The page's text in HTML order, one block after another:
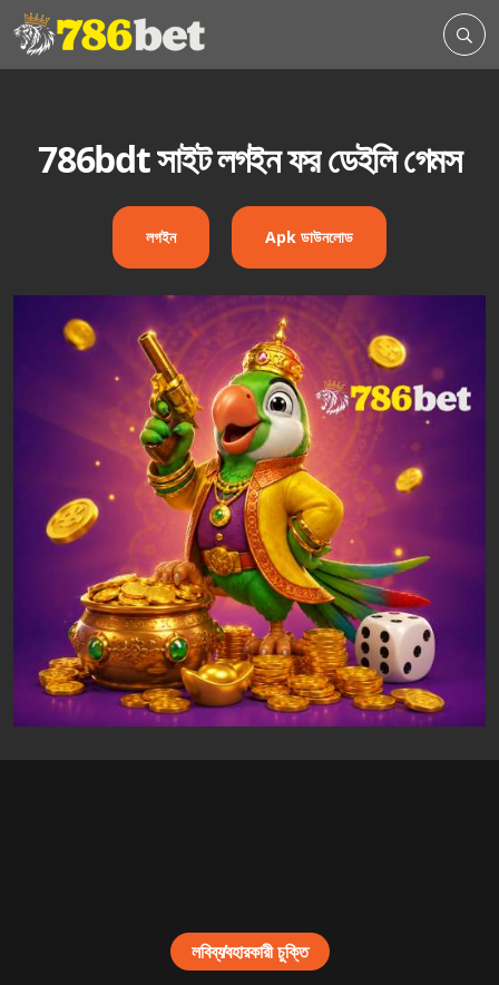
786bdt সাইট লগইন ফর ডেইলি গেমস
লগইন Apk ডাউনলোড
লবিব্যবহারকারী চুক্তি